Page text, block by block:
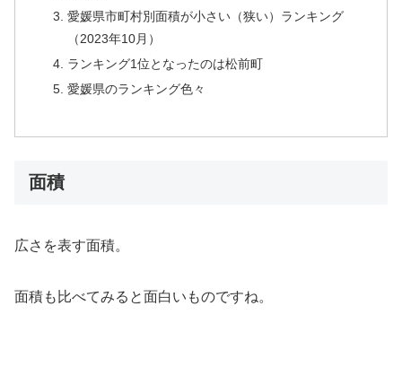
愛媛県市町村別面積が小さい（狭い）ランキング
（2023年10月）
ランキング1位となったのは松前町
愛媛県のランキング色々
面積
広さを表す面積。
面積も比べてみると面白いものですね。